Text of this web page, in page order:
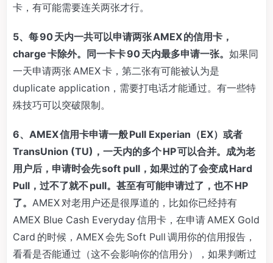
卡，有可能需要连关两张才行。
5、 每 90 天内一共可以申请两张 AMEX 的信用卡，
charge 卡除外。同一卡卡 90 天内最多申请一张。 如果同
一天申请两张 AMEX 卡，第二张有可能被认为是
duplicate application，需要打电话才能通过。有一些特
殊技巧可以突破限制。
6、AMEX 信用卡申请一般 Pull Experian（EX）或者
TransUnion (TU)，一天内的多个 HP 可以合并。成为老
用户后，申请时会先 soft pull，如果过的了会变成 Hard
Pull，过不了就不 pull。甚至有可能申请过了，也不 HP
了。 AMEX 对老用户还是很厚道的，比如你已经持有
AMEX Blue Cash Everyday 信用卡，在申请 AMEX Gold
Card 的时候，AMEX 会先 Soft Pull 调用你的信用报告，
看看是否能通过（这不会影响你的信用分），如果判断过